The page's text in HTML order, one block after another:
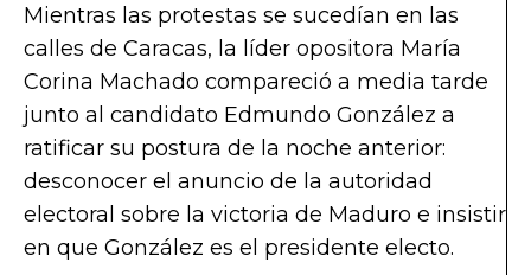
Mientras las protestas se sucedían en las
calles de Caracas, la líder opositora María
Corina Machado compareció a media tarde
junto al candidato Edmundo González a
ratificar su postura de la noche anterior:
desconocer el anuncio de la autoridad
electoral sobre la victoria de Maduro e insistir
en que González es el presidente electo.